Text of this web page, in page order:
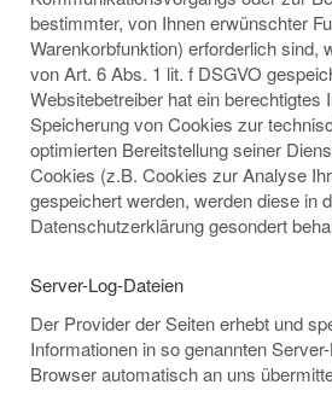
bestimmter, von Ihnen erwünschter
Warenkorbfunktion) erforderlich sind,
von Art. 6 Abs. 1 lit. f DSGVO
Websitebetreiber hat ein berechtigtes
Speicherung von Cookies zur
optimierten Bereitstellung seiner
Cookies (z.B. Cookies zur Analyse
gespeichert werden, werden diese in
Datenschutzerklärung gesondert
Server-Log-Dateien
Der Provider der Seiten erhebt und
Informationen in so genannten
Browser automatisch an uns